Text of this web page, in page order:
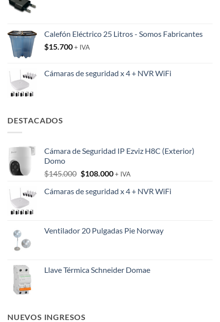
Calefón Eléctrico 25 Litros - Somos Fabricantes
$15.700+ IVA
Cámaras de seguridad x 4 + NVR WiFi
DESTACADOS
Cámara de Seguridad IP Ezviz H8C (Exterior)
Domo
$145.000 El
original
$108.000El
actual
+ IVA
Cámaras de seguridad x 4 + NVR WiFi
Ventilador 20 Pulgadas Pie Norway
Llave Térmica Schneider Domae
NUEVOS INGRESOS